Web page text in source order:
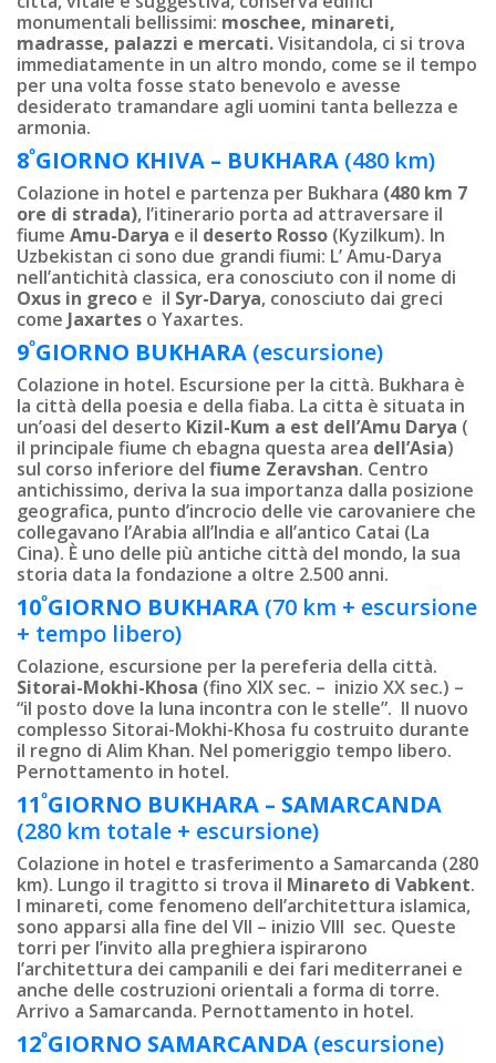
monumentali bellissimi: moschee, minareti,
madrasse, palazzi e mercati.Visitandola, ci si trova
immediatamente in un altro mondo, come se il tempo
per una volta fosse stato benevolo e avesse
desiderato tramandare agli uomini tanta bellezza e
armonia.
8ºGIORNO KHIVA – BUKHARA (480 km)
Colazione in hotel e partenza per Bukhara (480 km 7
ore di strada), l’itinerario porta ad attraversare il
fiume Amu-Darya e il deserto Rosso (Kyzilkum). In
Uzbekistan ci sono due grandi fiumi: L’ Amu-Darya
nell’antichità classica, era conosciuto con il nome di
Oxus in greco e il Syr-Darya, conosciuto dai greci
come Jaxartes o Yaxartes.
9ºGIORNO BUKHARA (escursione)
Colazione in hotel. Escursione per la città. Bukhara è
la città della poesia e della fiaba. La cittа è situata in
un’oasi del deserto Kizil-Kum a est dell’Amu Darya (
il principale fiume ch ebagna questa area dell’Asia)
sul corso inferiore del fiume Zeravshan. Centro
antichissimo, deriva la sua importanza dalla posizione
geografica, punto d’incrocio delle vie carovaniere che
collegavano l’Arabia all’India e all’antico Catai (La
Cina). È uno delle più antiche città del mondo, la sua
storia data la fondazione a oltre 2.500 anni.
10ºGIORNO BUKHARA (70 km + escursione
+ tempo libero)
Colazione, escursione per la pereferia della città.
Sitorai-Mokhi-Khosa (fino XIX sec. – inizio XX sec.) –
“il posto dove la luna incontra con le stelle”. Il nuovo
complesso Sitorai-Mokhi-Khosa fu costruito durante
il regno di Alim Khan. Nel pomeriggio tempo libero.
Pernottamento in hotel.
11ºGIORNO BUKHARA – SAMARCANDA
(280 km totale + escursione)
Colazione in hotel e trasferimento a Samarcanda (280
km). Lungo il tragitto si trova il Minareto di Vabkent.
I minareti, come fenomeno dell’architettura islamica,
sono apparsi alla fine del VII – inizio VIII sec. Queste
torri per l’invito alla preghiera ispirarono
l’architettura dei campanili e dei fari mediterranei e
anche delle costruzioni orientali a forma di torre.
Arrivo a Samarcanda. Pernottamento in hotel.
12ºGIORNO SAMARCANDA (escursione)